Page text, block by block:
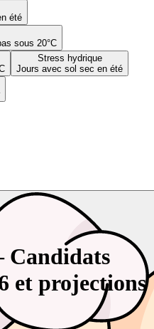
été
sous 20°C
Stress hydrique
Jours avec sol sec en été
et projections